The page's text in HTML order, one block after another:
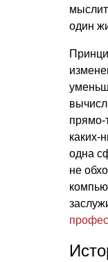
один
прямо-
каких-
одна
не